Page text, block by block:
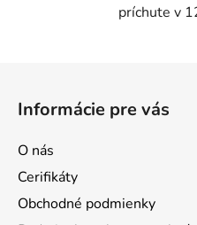
príchute v
Informácie pre vás
O nás
Cerifikáty
Obchodné podmienky